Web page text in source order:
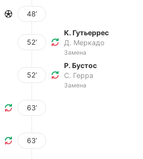
48’
52’
К. Гутьеррес
Д. Меркадо
Замена
52’
Р. Бустос
С. Герра
Замена
63’
63’